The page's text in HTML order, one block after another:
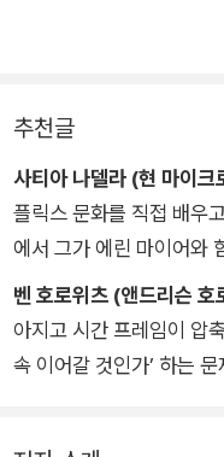
• AIM TO ASSIST(도움
• APPRECIATE (감사하
• ACCEPT OR
여기에 다섯 번째를 덧붙
• ADAPT(각색하라) 함
추천글
사티아 나델라 (현 마이
플릭스 문화를 직접 배우
에서 그가 에린 마이어와
조성하고 유지하려는 사
벤 호로위츠 (앤드리슨
아지고 시간 프레임이 압
속 이어갈 것인가’ 하는